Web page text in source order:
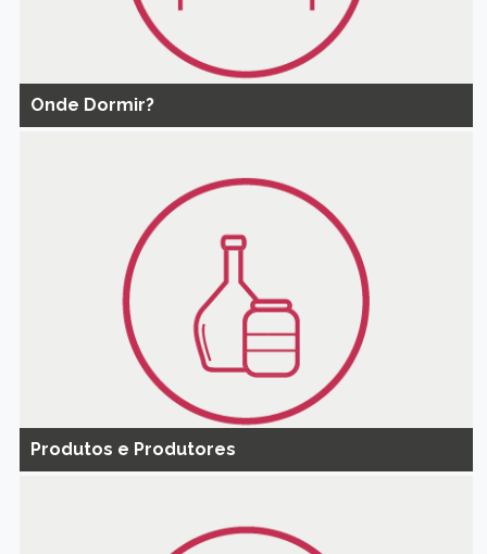
Onde Dormir?
Produtos e Produtores